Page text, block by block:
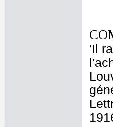
'Il